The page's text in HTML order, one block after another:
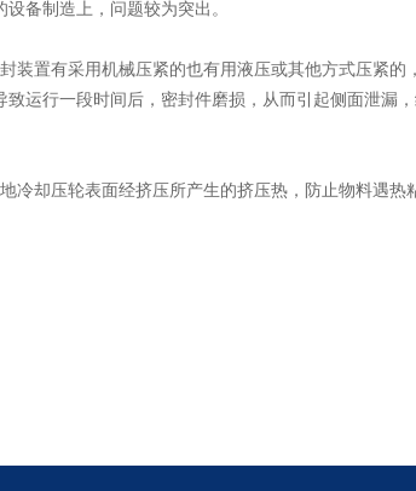
备制造上，问题较为突出。
置有采用机械压紧的也有用液压或其他方式压紧的
运行一段时间后，密封件磨损，从而引起侧面泄漏
却压轮表面经挤压所产生的挤压热，防止物料遇热